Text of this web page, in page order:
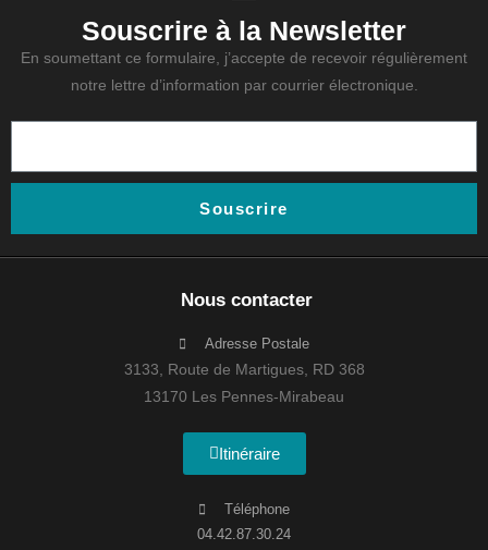
Souscrire à la Newsletter
En soumettant ce formulaire, j’accepte de recevoir régulièrement
notre lettre d’information par courrier électronique.
Souscrire
Nous contacter
Adresse Postale
3133, Route de Martigues, RD 368
13170 Les Pennes-Mirabeau
Itinéraire
Téléphone
04.42.87.30.24